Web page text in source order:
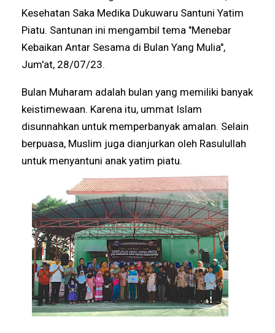
Kesehatan Saka Medika Dukuwaru Santuni Yatim
Piatu. Santunan ini mengambil tema "Menebar
Kebaikan Antar Sesama di Bulan Yang Mulia",
Jum'at, 28/07/23.
Bulan Muharam adalah bulan yang memiliki banyak
keistimewaan. Karena itu, ummat Islam
disunnahkan untuk memperbanyak amalan. Selain
berpuasa, Muslim juga dianjurkan oleh Rasulullah
untuk menyantuni anak yatim piatu.